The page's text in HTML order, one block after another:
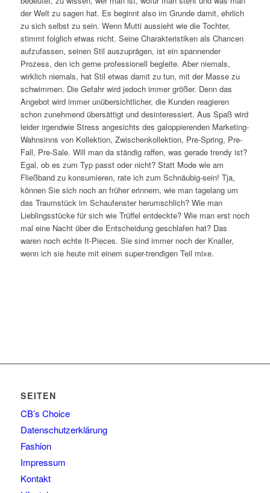
der Welt zu sagen hat. Es beginnt also im Grunde damit, ehrlich
zu sich selbst zu sein. Wenn Mutti aussieht wie die Tochter,
stimmt folglich etwas nicht. Seine Charakteristiken als Chancen
aufzufassen, seinen Stil auszuprägen, ist ein spannender
Prozess, den ich gerne professionell begleite. Aber niemals,
wirklich niemals, hat Stil etwas damit zu tun, mit der Masse zu
schwimmen. Die Gefahr wird jedoch immer größer. Denn das
Angebot wird immer unübersichtlicher, die Kunden reagieren
schon zunehmend übersättigt und desinteressiert. Aus Spaß wird
leider irgendwie Stress angesichts des galoppierenden Marketing-
Wahnsinns von Kollektion, Zwischenkollektion, Pre-Spring, Pre-
Fall, Pre-Sale. Will man da ständig raffen, was gerade trendy ist?
Egal, ob es zum Typ passt oder nicht? Statt Mode wie am
Fließband zu konsumieren, rate ich zum Schnäubig-sein! Tja,
können Sie sich noch an früher erinnern, wie man tagelang um
das Traumstück im Schaufenster herumschlich? Wie man
Lieblingsstücke für sich wie Trüffel entdeckte? Wie man erst noch
mal eine Nacht über die Entscheidung geschlafen hat? Das
waren noch echte It-Pieces. Sie sind immer noch der Knaller,
wenn ich sie heute mit einem super-trendigen Teil mixe.
SEITEN
CB’s Choice
Datenschutzerklärung
Fashion
Impressum
Kontakt